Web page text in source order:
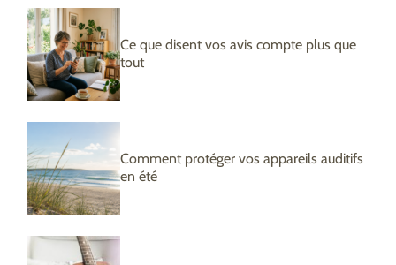
Ce que disent vos avis compte plus que
tout
Comment protéger vos appareils auditifs
en été